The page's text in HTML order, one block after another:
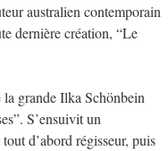
australien contemporain
dernière création, “Le
grande Ilka Schönbein
S’ensuivit un
d’abord régisseur, puis